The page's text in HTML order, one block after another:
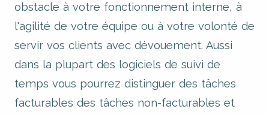
obstacle à votre fonctionnement interne, à
l'agilité de votre équipe ou à votre volonté de
servir vos clients avec dévouement. Aussi
dans la plupart des logiciels de suivi de
temps vous pourrez distinguer des tâches
facturables des tâches non-facturables et